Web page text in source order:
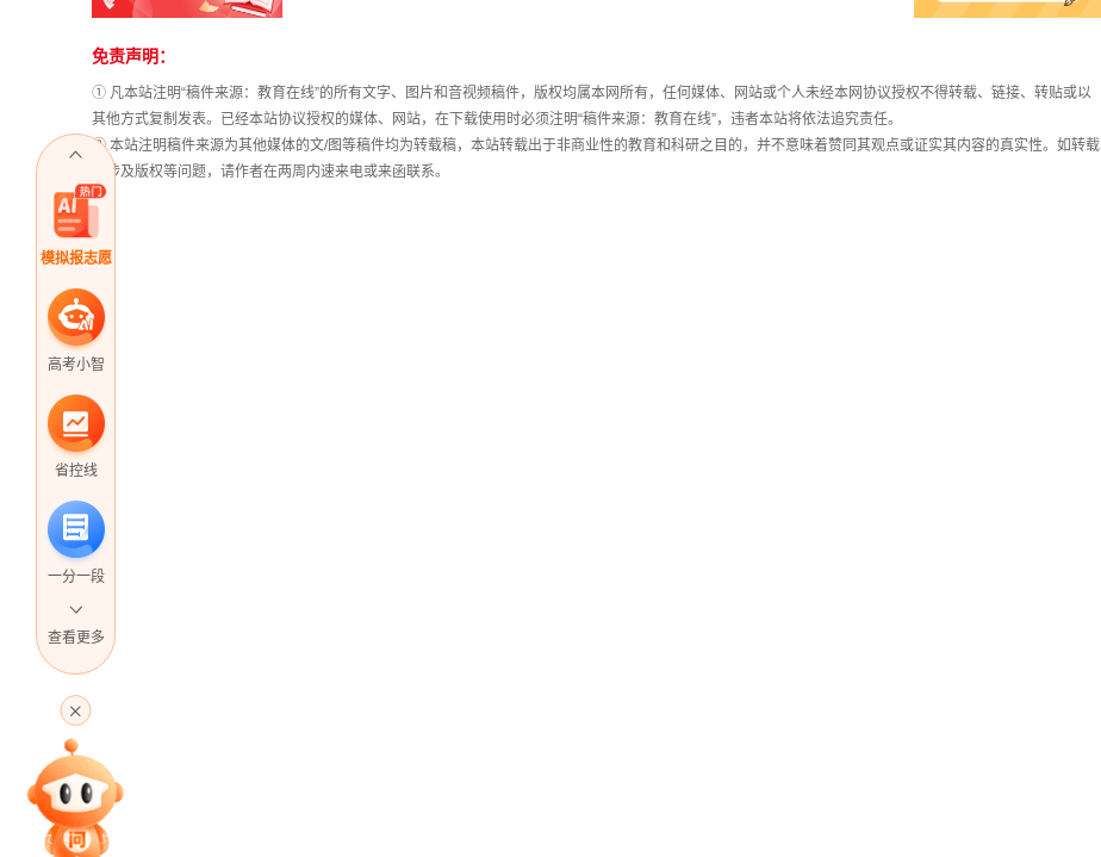
模拟报志愿
高考小智
省控线
一分一段
专家指导课
查看更多
站
长
统
计
免责声明：
① 凡本站注明“稿件来源：教育在线”的所有文字、图片和音视频稿件，版权均属本网所有，任何媒体、网站或个人未经本网协议授权不得转载、链接、转贴或以
其他方式复制发表。已经本站协议授权的媒体、网站，在下载使用时必须注明“稿件来源：教育在线”，违者本站将依法追究责任。
② 本站注明稿件来源为其他媒体的文/图等稿件均为转载稿，本站转载出于非商业性的教育和科研之目的，并不意味着赞同其观点或证实其内容的真实性。如转载
稿涉及版权等问题，请作者在两周内速来电或来函联系。